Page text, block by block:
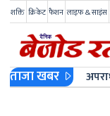
शक्ति क्रिकेट फैशन लाइफ & साइंस
ताजा खबर